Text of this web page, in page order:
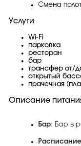
Смена
Услуги
Wi-Fi
парковка
ресторан
бар
трансфер от/
открытый
прачечная
Описание
Бар: Бар в